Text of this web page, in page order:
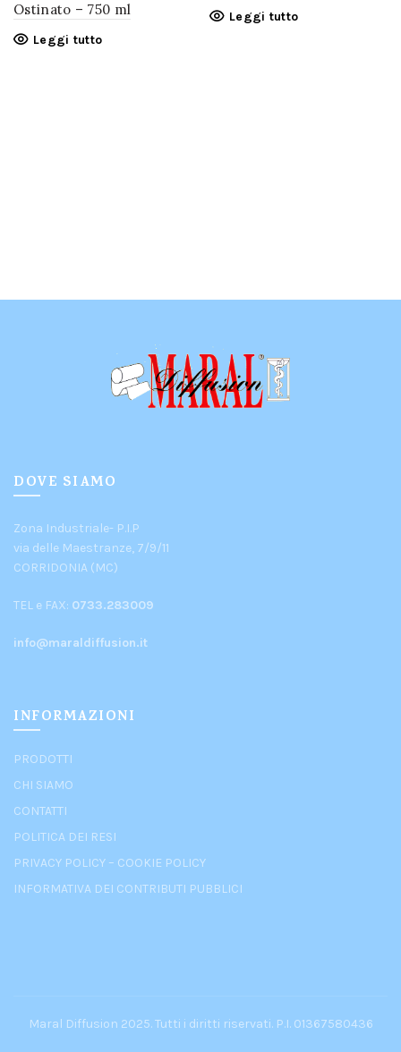
Ostinato – 750 ml
Leggi tutto
Leggi tutto
DOVE SIAMO
Zona Industriale- P.I.P
via delle Maestranze, 7/9/11
CORRIDONIA (MC)
TEL e FAX: 0733.283009
info@maraldiffusion.it
INFORMAZIONI
PRODOTTI
CHI SIAMO
CONTATTI
POLITICA DEI RESI
PRIVACY POLICY – COOKIE POLICY
INFORMATIVA DEI CONTRIBUTI PUBBLICI
Maral Diffusion 2025. Tutti i diritti riservati. P.I. 01367580436